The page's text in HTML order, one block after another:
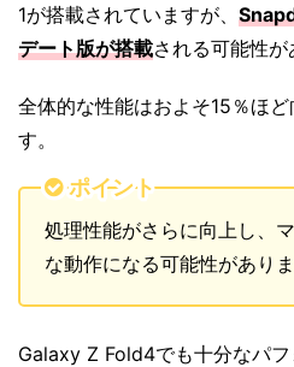
1が搭載されていますが、
デート版が搭載される可能性が
全体的な性能はおよそ15％ほ
す。
ポイント
処理性能がさらに向上し、
な動作になる可能性がありま
Galaxy Z Fold4でも十分なパ